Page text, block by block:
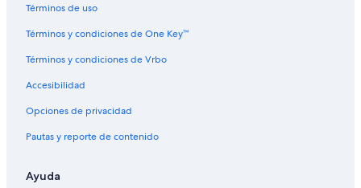
Términos de uso
Términos y condiciones de One Key™
Términos y condiciones de Vrbo
Accesibilidad
Opciones de privacidad
Pautas y reporte de contenido
Ayuda